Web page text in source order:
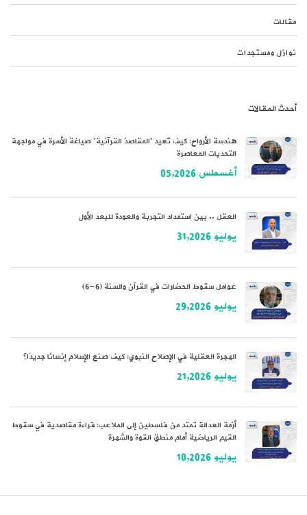
مقالات
نوازل ومستجدات
أحدث المقالات
هندسة الأرواح: كيف تُعيد “المقاصدُ القرآنية” صياغةَ الأسرة في مواجهة
التحديات المعاصرة
أغسطس 05,2026
العقل .. بين استمداد التجربة والعودة للبعد الأول
يوليو 31,2026
عوامل سقوط الحضارات في القرآن والسنة (6-6)
يوليو 29,2026
الهجرة العقلية في الإصلاح النبوي: كيف صنع الإسلام إنسانًا جديدًا؟
يوليو 21,2026
أزمة العدالة تمتد من فلسطين إلى الملاعب: قراءة مقاصدية في سقوط
القيم الرياضية أمام منطق القوة والشهرة
يوليو 10,2026